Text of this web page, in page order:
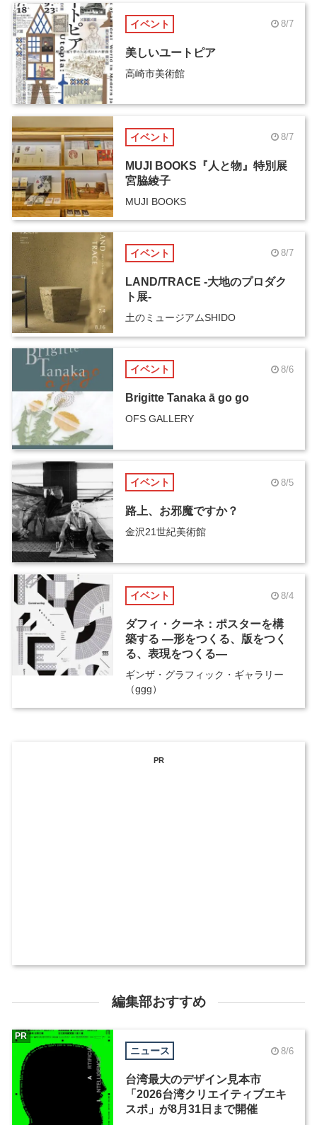
イベント 8/7
美しいユートピア
高崎市美術館
イベント 8/7
MUJI BOOKS『人と物』特別展
宮脇綾子
MUJI BOOKS
イベント 8/7
LAND/TRACE -大地のプロダク
ト展-
土のミュージアムSHIDO
イベント 8/6
Brigitte Tanaka ā go go
OFS GALLERY
イベント 8/5
路上、お邪魔ですか？
金沢21世紀美術館
イベント 8/4
ダフィ・クーネ：ポスターを構
築する ―形をつくる、版をつく
る、表現をつくる―
ギンザ・グラフィック・ギャラリー
（ggg）
PR
編集部おすすめ
ニュース 8/6
台湾最大のデザイン見本市
「2026台湾クリエイティブエキ
スポ」が8月31日まで開催
PR